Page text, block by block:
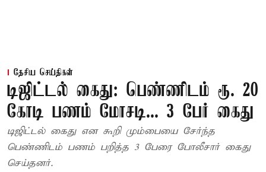
தேசிய செய்திகள்
டிஜிட்டல் கைது: பெண்ணிடம் ரூ. 20
கோடி பணம் மோசடி... 3 பேர் கைது
டிஜிட்டல் கைது என கூறி மும்பையை சேர்ந்த
பெண்ணிடம் பணம் பறித்த 3 பேரை போலீசார் கைது
செய்தனர்.